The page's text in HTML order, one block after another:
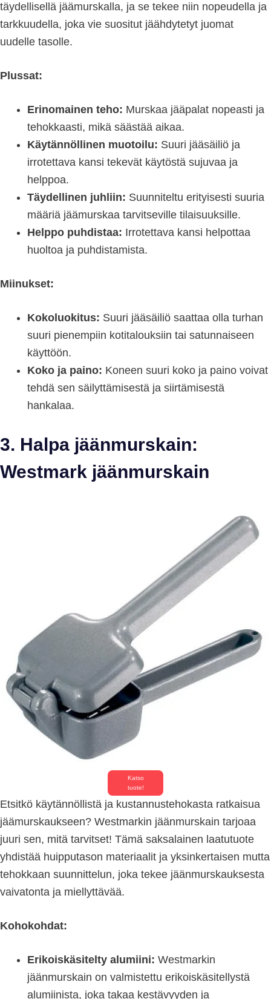
täydellisellä jäämurskalla, ja se tekee niin nopeudella ja
tarkkuudella, joka vie suositut jäähdytetyt juomat
uudelle tasolle.
Plussat:
Erinomainen teho: Murskaa jääpalat nopeasti ja
tehokkaasti, mikä säästää aikaa.
Käytännöllinen muotoilu: Suuri jääsäiliö ja
irrotettava kansi tekevät käytöstä sujuvaa ja
helppoa.
Täydellinen juhliin: Suunniteltu erityisesti suuria
määriä jäämurskaa tarvitseville tilaisuuksille.
Helppo puhdistaa: Irrotettava kansi helpottaa
huoltoa ja puhdistamista.
Miinukset:
Kokoluokitus: Suuri jääsäiliö saattaa olla turhan
suuri pienempiin kotitalouksiin tai satunnaiseen
käyttöön.
Koko ja paino: Koneen suuri koko ja paino voivat
tehdä sen säilyttämisestä ja siirtämisestä
hankalaa.
3. Halpa jäänmurskain:
Westmark jäänmurskain
Katso
tuote!
Etsitkö käytännöllistä ja kustannustehokasta ratkaisua
jäämurskaukseen? Westmarkin jäänmurskain tarjoaa
juuri sen, mitä tarvitset! Tämä saksalainen laatutuote
yhdistää huipputason materiaalit ja yksinkertaisen mutta
tehokkaan suunnittelun, joka tekee jäänmurskauksesta
vaivatonta ja miellyttävää.
Kohokohdat:
Erikoiskäsitelty alumiini: Westmarkin
jäänmurskain on valmistettu erikoiskäsitellystä
alumiinista, joka takaa kestävyyden ja